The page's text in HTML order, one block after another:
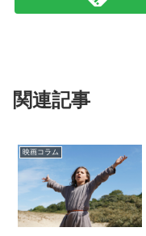
関連記事
映画コラム